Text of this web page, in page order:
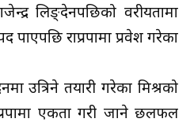
लिङ्देनपछिको वरीयतामा
पाएपछि राप्रपामा प्रवेश गरेका
उत्रिने तयारी गरेका मिश्रको
एकता गरी जाने छलफल